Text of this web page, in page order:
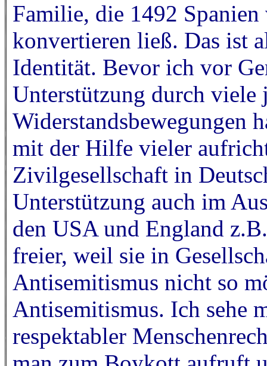
Familie, die 1492
konvertieren ließ. Das ist
Identität. Bevor ich vor
Unterstützung durch
Widerstandsbewegungen
mit der Hilfe vieler
Zivilgesellschaft in
Unterstützung auch im
den USA und England
freier, weil sie in
Antisemitismus nicht so
Antisemitismus. Ich sehe
respektabler